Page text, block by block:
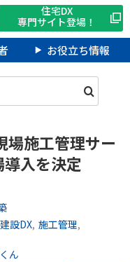
住宅DX
専門サイト登場！
お役立ち情報
場施工管理サー
入を決定
建設DX 施工管理
ん